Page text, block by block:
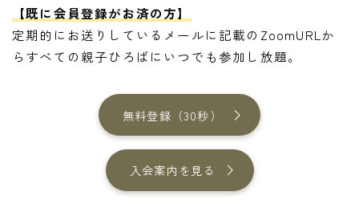
【既に会員登録がお済の方】
定期的にお送りしているメールに記載のZoomURLか
らすべての親子ひろばにいつでも参加し放題。
無料登録（30秒）
入会案内を見る